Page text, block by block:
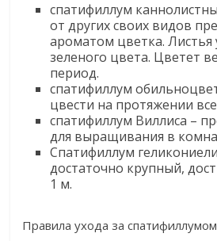
спатифиллум
от других своих видов
ароматом цветка. Листья
зеленого цвета. Цветет
период.
спатифиллум
цвести на протяжении
спатифиллум Виллиса –
для выращивания в
Спатифиллум
достаточно крупный,
1 м.
Правила ухода за